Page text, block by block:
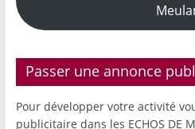
Passer une annonce
Pour développer votre activité
publicitaire dans les ECHOS DE